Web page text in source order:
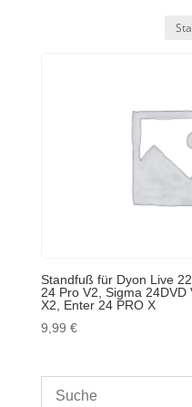
Standfuß für Dyon Live
24 Pro V2, Sigma
X2, Enter 24 PRO X
9,99 €